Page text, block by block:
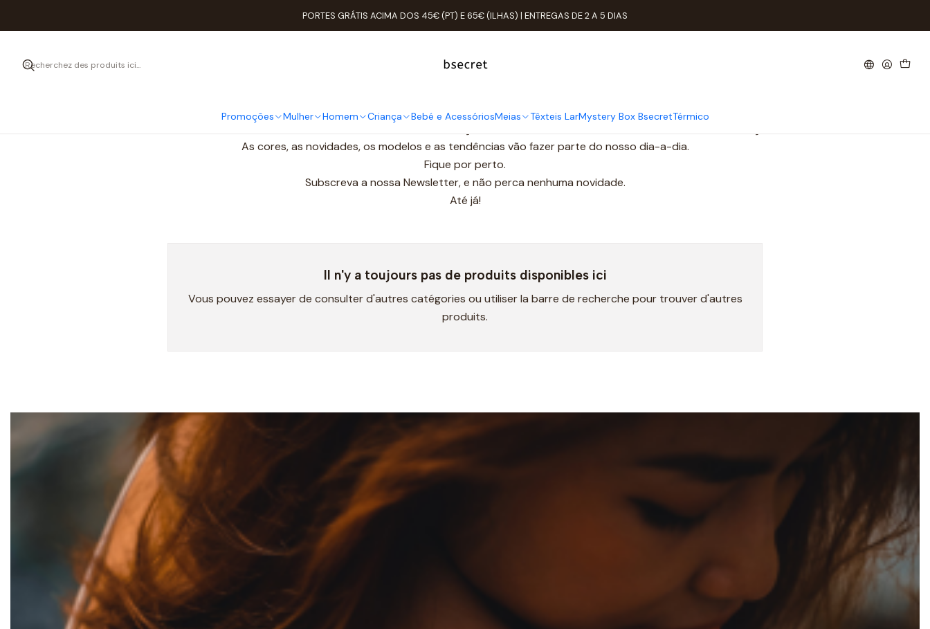
Promoções Mulher Homem Criança Bebé e AcessóriosMeias Têxteis LarMystery Box BsecretTérmico
PORTES GRÁTIS ACIMA DOS 45€ (PT) E 65€ (ILHAS) | ENTREGAS DE 2 A 5 DIAS
Accueil Blog Bsecret
Blog Bsecret
Este é um espaço para dicas e cuidados da sua roupa interior.
As cores, as novidades, os modelos e as tendências vão fazer parte do nosso dia-a-dia.
Fique por perto.
Subscreva a nossa Newsletter, e não perca nenhuma novidade.
Até já!
Il n'y a toujours pas de produits disponibles ici
Vous pouvez essayer de consulter d'autres catégories ou utiliser la barre de recherche pour trouver d'autres
produits.